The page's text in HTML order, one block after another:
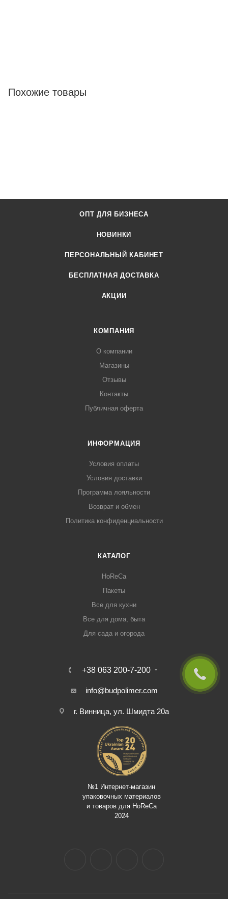
Похожие товары
ОПТ ДЛЯ БИЗНЕСА
НОВИНКИ
ПЕРСОНАЛЬНЫЙ КАБИНЕТ
БЕСПЛАТНАЯ ДОСТАВКА
АКЦИИ
КОМПАНИЯ
О компании
Магазины
Отзывы
Контакты
Публичная оферта
ИНФОРМАЦИЯ
Условия оплаты
Условия доставки
Программа лояльности
Возврат и обмен
Политика конфиденциальности
КАТАЛОГ
HoReCa
Пакеты
Все для кухни
Все для дома, быта
Для сада и огорода
+38 063 200-7-200
info@budpolimer.com
г. Винница, ул. Шмидта 20а
№1 Интернет-магазин
упаковочных материалов
и товаров для HoReCa
2024